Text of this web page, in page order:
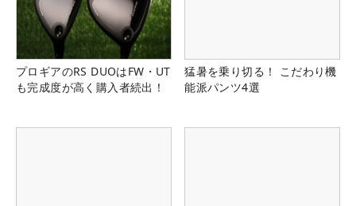
プロギアのRS DUOはFW・UT
も完成度が高く購入者続出！
猛暑を乗り切る！ こだわり機
能派パンツ4選